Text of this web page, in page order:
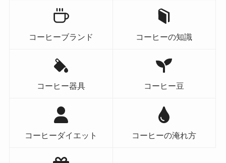
コーヒーブランド コーヒーの知識
コーヒー器具 コーヒー豆
コーヒーダイエット コーヒーの淹れ方